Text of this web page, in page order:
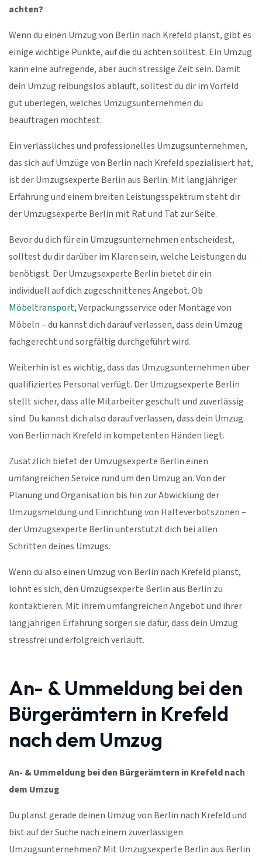
achten?
Wenn du einen Umzug von Berlin nach Krefeld planst, gibt es
einige wichtige Punkte, auf die du achten solltest. Ein Umzug
kann eine aufregende, aber auch stressige Zeit sein. Damit
dein Umzug reibungslos abläuft, solltest du dir im Vorfeld
gut überlegen, welches Umzugsunternehmen du
beauftragen möchtest.
Ein verlässliches und professionelles Umzugsunternehmen,
das sich auf Umzüge von Berlin nach Krefeld spezialisiert hat,
ist der Umzugsexperte Berlin aus Berlin. Mit langjähriger
Erfahrung und einem breiten Leistungsspektrum steht dir
der Umzugsexperte Berlin mit Rat und Tat zur Seite.
Bevor du dich für ein Umzugsunternehmen entscheidest,
solltest du dir darüber im Klaren sein, welche Leistungen du
benötigst. Der Umzugsexperte Berlin bietet dir ein
individuell auf dich zugeschnittenes Angebot. Ob
Möbeltransport, Verpackungsservice oder Montage von
Möbeln – du kannst dich darauf verlassen, dass dein Umzug
fachgerecht und sorgfältig durchgeführt wird.
Weiterhin ist es wichtig, dass das Umzugsunternehmen über
qualifiziertes Personal verfügt. Der Umzugsexperte Berlin
stellt sicher, dass alle Mitarbeiter geschult und zuverlässig
sind. Du kannst dich also darauf verlassen, dass dein Umzug
von Berlin nach Krefeld in kompetenten Händen liegt.
Zusätzlich bietet der Umzugsexperte Berlin einen
umfangreichen Service rund um den Umzug an. Von der
Planung und Organisation bis hin zur Abwicklung der
Umzugsmeldung und Einrichtung von Halteverbotszonen –
der Umzugsexperte Berlin unterstützt dich bei allen
Schritten deines Umzugs.
Wenn du also einen Umzug von Berlin nach Krefeld planst,
lohnt es sich, den Umzugsexperte Berlin aus Berlin zu
kontaktieren. Mit ihrem umfangreichen Angebot und ihrer
langjährigen Erfahrung sorgen sie dafür, dass dein Umzug
stressfrei und erfolgreich verläuft.
An- & Ummeldung bei den
Bürgerämtern in Krefeld
nach dem Umzug
An- & Ummeldung bei den Bürgerämtern in Krefeld nach
dem Umzug
Du planst gerade deinen Umzug von Berlin nach Krefeld und
bist auf der Suche nach einem zuverlässigen
Umzugsunternehmen? Mit Umzugsexperte Berlin aus Berlin